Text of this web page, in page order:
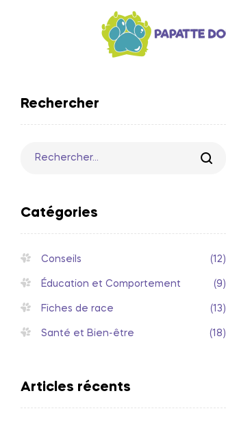
Rechercher
Catégories
Conseils (12)
Éducation et Comportement (9)
Fiches de race (13)
Santé et Bien-être (18)
Articles récents